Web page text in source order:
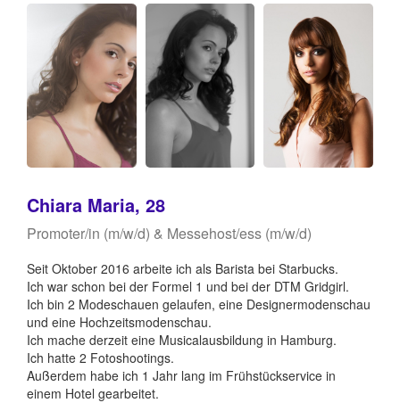
Chiara Maria, 28
Promoter/in (m/w/d) & Messehost/ess (m/w/d)
Seit Oktober 2016 arbeite ich als Barista bei Starbucks.
Ich war schon bei der Formel 1 und bei der DTM Gridgirl.
Ich bin 2 Modeschauen gelaufen, eine Designermodenschau
und eine Hochzeitsmodenschau.
Ich mache derzeit eine Musicalausbildung in Hamburg.
Ich hatte 2 Fotoshootings.
Außerdem habe ich 1 Jahr lang im Frühstückservice in
einem Hotel gearbeitet.